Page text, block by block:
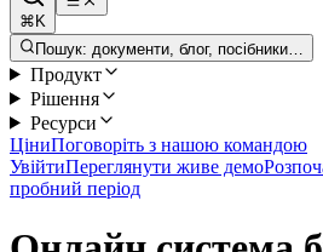
⌘K
Пошук: документи, блог, посібники…
Продукт
Рішення
Ресурси
ЦіниПоговоріть з нашою командою
УвійтиПереглянути живе демо
пробний період